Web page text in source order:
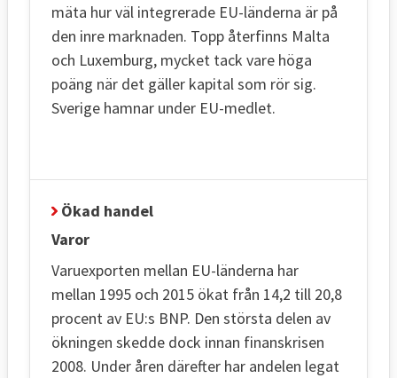
mäta hur väl integrerade EU-länderna är på
den inre marknaden. Topp återfinns Malta
och Luxemburg, mycket tack vare höga
poäng när det gäller kapital som rör sig.
Sverige hamnar under EU-medlet.
Ökad handel
Varor
Varuexporten mellan EU-länderna har
mellan 1995 och 2015 ökat från 14,2 till 20,8
procent av EU:s BNP. Den största delen av
ökningen skedde dock innan finanskrisen
2008. Under åren därefter har andelen legat